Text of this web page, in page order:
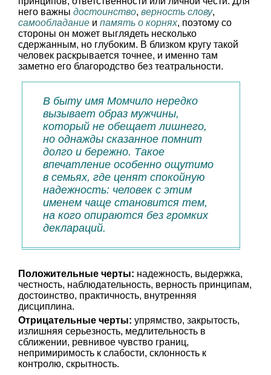
него важны достоинство, верность слову,
самообладание и память о корнях, поэтому со
стороны он может выглядеть несколько
сдержанным, но глубоким. В близком кругу такой
человек раскрывается точнее, и именно там
заметно его благородство без театральности.
В быту имя Момчило нередко
вызывает образ мужчины,
который не обещает лишнего,
но однажды сказанное помнит
долго и бережно. Такое
впечатление особенно ощутимо
в семьях, где ценят спокойную
надежность: человек с этим
именем чаще становится тем,
на кого опираются без громких
деклараций.
Положительные черты: надежность, выдержка,
честность, наблюдательность, верность принципам,
достоинство, практичность, внутренняя
дисциплина.
Отрицательные черты: упрямство, закрытость,
излишняя серьезность, медлительность в
сближении, ревнивое чувство границ,
непримиримость к слабости, склонность к
контролю, скрытность.